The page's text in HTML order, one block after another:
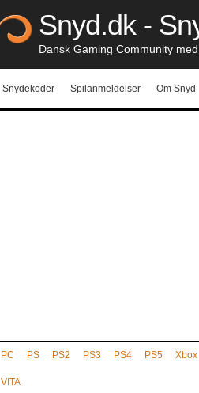
Snyd.dk -
Dansk Gaming Community
Snydekoder Spilanmeldelser Om Snyd
PC PS PS2 PS3 PS4 PS5 Xbox
VITA